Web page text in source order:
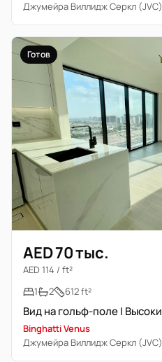
Джумейра Виллидж Серкл (JVC)
Готов
AED 70 тыс.
AED 114 / ft²
1
2 612 ft²
Binghatti Venus
Джумейра Виллидж Серкл (JVC)